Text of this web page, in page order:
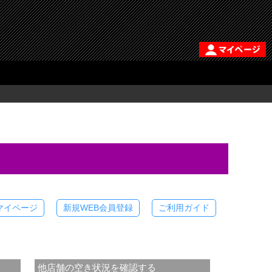
ご利用ガイド
新規WEB会員登録
イページ
他店舗の空き状況を確認する